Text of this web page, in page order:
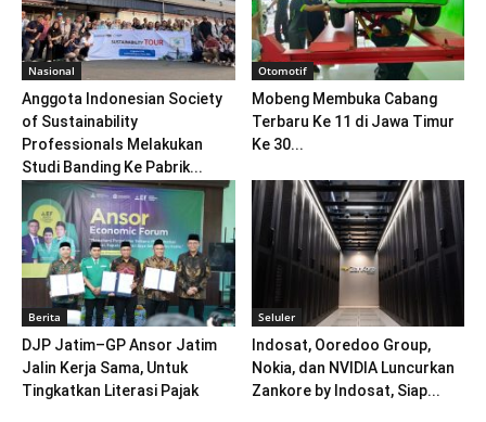
Nasional
Anggota Indonesian Society
of Sustainability
Professionals Melakukan
Studi Banding Ke Pabrik...
Otomotif
Mobeng Membuka Cabang
Terbaru Ke 11 di Jawa Timur
Ke 30...
Berita
DJP Jatim–GP Ansor Jatim
Jalin Kerja Sama, Untuk
Tingkatkan Literasi Pajak
Seluler
Indosat, Ooredoo Group,
Nokia, dan NVIDIA Luncurkan
Zankore by Indosat, Siap...